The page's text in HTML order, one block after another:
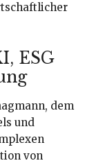
ESG
dem
und
von